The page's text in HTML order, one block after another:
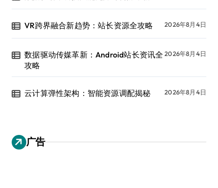
VR跨界融合新趋势：站长资源全攻略 2026年8月4日
数据驱动传媒革新：Android站长资讯全
攻略
2026年8月4日
云计算弹性架构：智能资源调配揭秘 2026年8月4日
广告